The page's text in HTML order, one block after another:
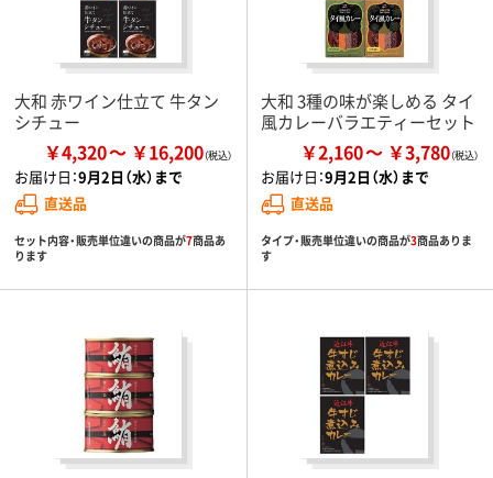
大和 赤ワイン仕立て 牛タン
シチュー
￥4,320 ￥16,200
お届け日：9月2日（水）まで
直送品
セット内容・販売単位違いの商品が7商品あ
ります
大和 3種の味が楽しめる タイ
風カレーバラエティーセット
￥2,160 ￥3,780
お届け日：9月2日（水）まで
直送品
タイプ・販売単位違いの商品が3商品ありま
す